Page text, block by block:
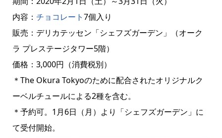
内容： チョコレート7個入り
販売：デリカテッセン「シェフズガーデン」（オーク
ラ プレステージタワー5階）
価格：3,000円（消費税別）
＊The Okura Tokyoのために配合されたオリジナルク
ーベルチュールによる2種を含む。
＊予約可。1月6日（月）より「シェフズガーデン」に
て受付開始。